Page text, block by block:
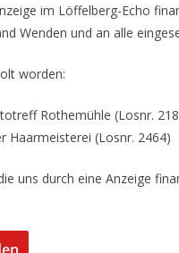
im Löffelberg-Echo
Wenden und an alle
worden:
Rothemühle (Losnr.
Haarmeisterei (Losnr. 2464)
uns durch eine Anzeige